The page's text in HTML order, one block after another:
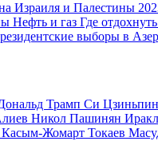
Израиля и Палестины
Нефть и газ Где
выборы в
Трамп Си Цзиньпин
Никол Пашинян
Касым-Жомарт Токаев